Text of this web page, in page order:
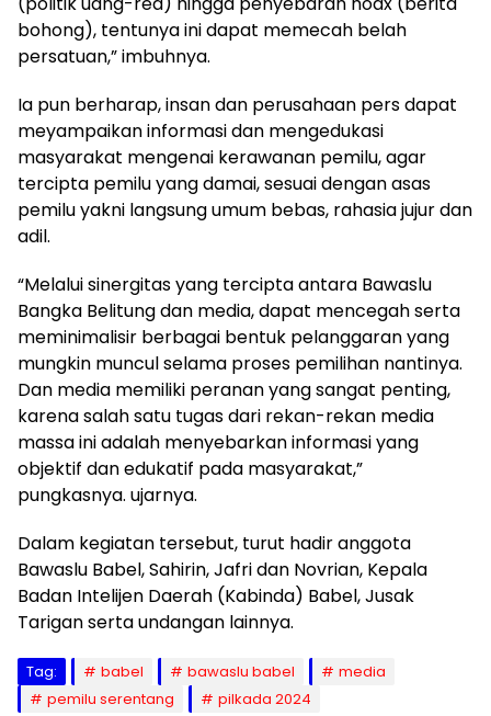
bohong), tentunya ini dapat memecah belah
persatuan,” imbuhnya.
Ia pun berharap, insan dan perusahaan pers dapat
meyampaikan informasi dan mengedukasi
masyarakat mengenai kerawanan pemilu, agar
tercipta pemilu yang damai, sesuai dengan asas
pemilu yakni langsung umum bebas, rahasia jujur dan
adil.
“Melalui sinergitas yang tercipta antara Bawaslu
Bangka Belitung dan media, dapat mencegah serta
meminimalisir berbagai bentuk pelanggaran yang
mungkin muncul selama proses pemilihan nantinya.
Dan media memiliki peranan yang sangat penting,
karena salah satu tugas dari rekan-rekan media
massa ini adalah menyebarkan informasi yang
objektif dan edukatif pada masyarakat,”
pungkasnya. ujarnya.
Dalam kegiatan tersebut, turut hadir anggota
Bawaslu Babel, Sahirin, Jafri dan Novrian, Kepala
Badan Intelijen Daerah (Kabinda) Babel, Jusak
Tarigan serta undangan lainnya.
Tag: babel bawaslu babel
media
pemilu serentang
pilkada 2024